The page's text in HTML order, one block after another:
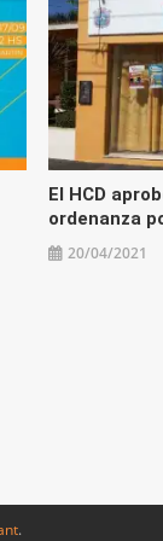
El HCD
ordenanza
20/04/2021
.